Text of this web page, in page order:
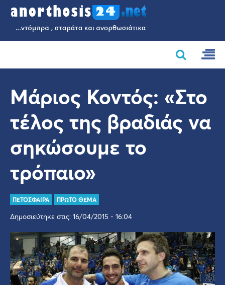
Μάριος Κοντός: «Στο
τέλος της βραδιάς να
σηκώσουμε το
τρόπαιο»
ΠΕΤΟΣΦΑΙΡΑ ΠΡΩΤΟ ΘΕΜΑ
Δημοσιεύτηκε στις: 16/04/2015 - 16:04